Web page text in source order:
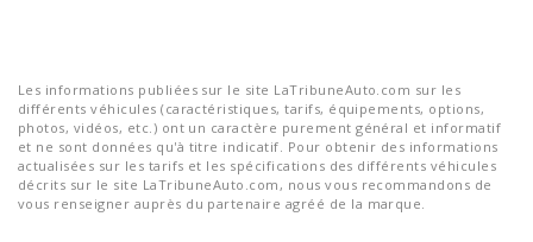
Les informations publiées sur le site LaTribuneAuto.com sur les
différents véhicules (caractéristiques, tarifs, équipements, options,
photos, vidéos, etc.) ont un caractère purement général et informatif
et ne sont données qu'à titre indicatif. Pour obtenir des informations
actualisées sur les tarifs et les spécifications des différents véhicules
décrits sur le site LaTribuneAuto.com, nous vous recommandons de
vous renseigner auprès du partenaire agréé de la marque.